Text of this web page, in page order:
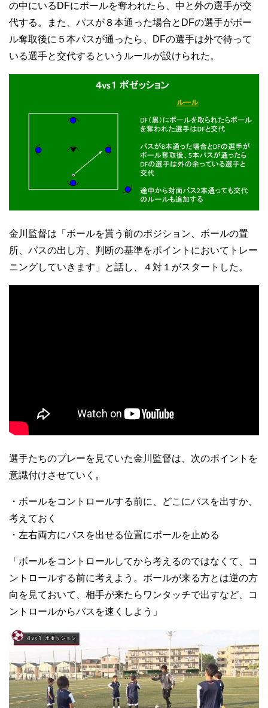
の中にいるDFにボールを奪われたら、中と外の選手が交
代する。また、パスが８本通った場合とDFの選手がボー
ル奪取後に５本パスが通ったら、DFの選手は外で待って
いる選手と交代するというルールが設けられた。
金川監督は「ボールを貰う前のポジション、ボールの置
所、パスの出し方、判断の基準をポイントにおいてトレー
ニングしていきます」と話し、４対１がスタートした。
選手たちのプレーを見ていた金川監督は、次のポイントを
意識付けさせていく。
・ボールをコントロールする前に、どこにパスを出すか、
考えておく
・左右両方にパスを出せる位置にボールを止める
「ボールをコントロールしてから考えるのではなくて、コ
ントロールする前に考えよう。ボールが来る方とは逆の方
向を見ておいて、相手が来たらワンタッチで出すなど、コ
ントロールからパスを速くしよう」